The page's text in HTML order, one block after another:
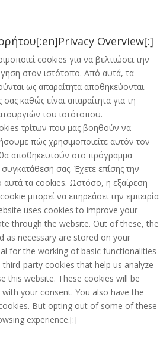
Overview[:]
cookies για να βελτιώσει την
στον ιστότοπο. Από αυτά, τα
ως απαραίτητα αποθηκεύονται
καθώς είναι απαραίτητα για τη
του ιστότοπου.
τρίτων που μας βοηθούν να
πώς χρησιμοποιείτε αυτόν τον
αποθηκευτούν στο πρόγραμμα
σας. Έχετε επίσης την
αυτά τα cookies. Ωστόσο, η εξαίρεση
μπορεί να επηρεάσει την εμπειρία
uses cookies to improve your
through the website. Out of these, the
as necessary are stored on your
for the working of basic functionalities
party cookies that help us analyze
this website. These cookies will be
your consent. You also have the
But opting out of some of these
experience.[:]